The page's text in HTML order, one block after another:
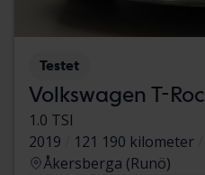
Testet
Volkswagen T-Roc
1.0 TSI
2019
121 190 kilometer
Åkersberga (Runö)